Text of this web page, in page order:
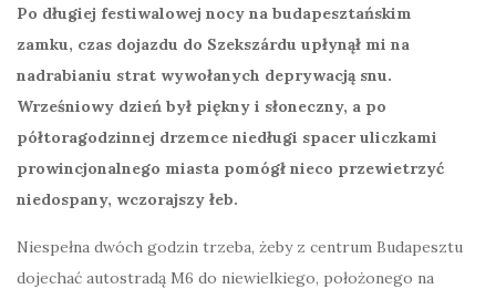
Po długiej festiwalowej nocy na budapesztańskim
zamku, czas dojazdu do Szekszárdu upłynął mi na
nadrabianiu strat wywołanych deprywacją snu.
Wrześniowy dzień był piękny i słoneczny, a po
półtoragodzinnej drzemce niedługi spacer uliczkami
prowincjonalnego miasta pomógł nieco przewietrzyć
niedospany, wczorajszy łeb.
Niespełna dwóch godzin trzeba, żeby z centrum Budapesztu
dojechać autostradą M6 do niewielkiego, położonego na